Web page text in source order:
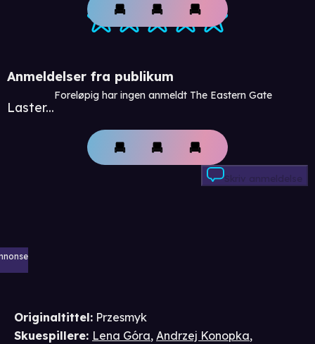
Anmeldelser fra publikum
Laster...
Foreløpig har ingen anmeldt The Eastern Gate
Skriv anmeldelse
Originaltittel: Przesmyk
Skuespillere: Lena Góra, Andrzej Konopka,